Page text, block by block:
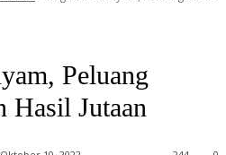
Peluang
Hasil Jutaan